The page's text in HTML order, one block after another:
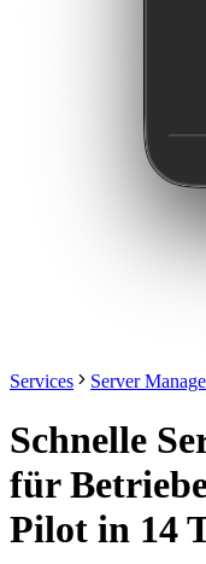
Services Server
Schnelle
für
Pilot in 14